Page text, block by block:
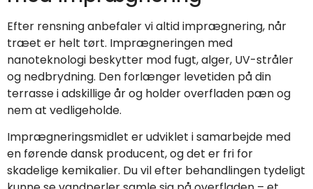
Efter rensning anbefaler vi altid imprægnering, når
træet er helt tørt. Imprægneringen med
nanoteknologi beskytter mod fugt, alger, UV-stråler
og nedbrydning. Den forlænger levetiden på din
terrasse i adskillige år og holder overfladen pæn og
nem at vedligeholde.
Imprægneringsmidlet er udviklet i samarbejde med
en førende dansk producent, og det er fri for
skadelige kemikalier. Du vil efter behandlingen tydeligt